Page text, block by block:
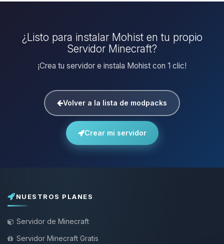
¿Listo para instalar Mohist en tu propio
Servidor Minecraft?
¡Crea tu servidor e instala Mohist con 1 clic!
Volver a la lista de modpacks
Crear mi servidor
NUESTROS PLANES
Servidor de Minecraft
Servidor Minecraft Gratis